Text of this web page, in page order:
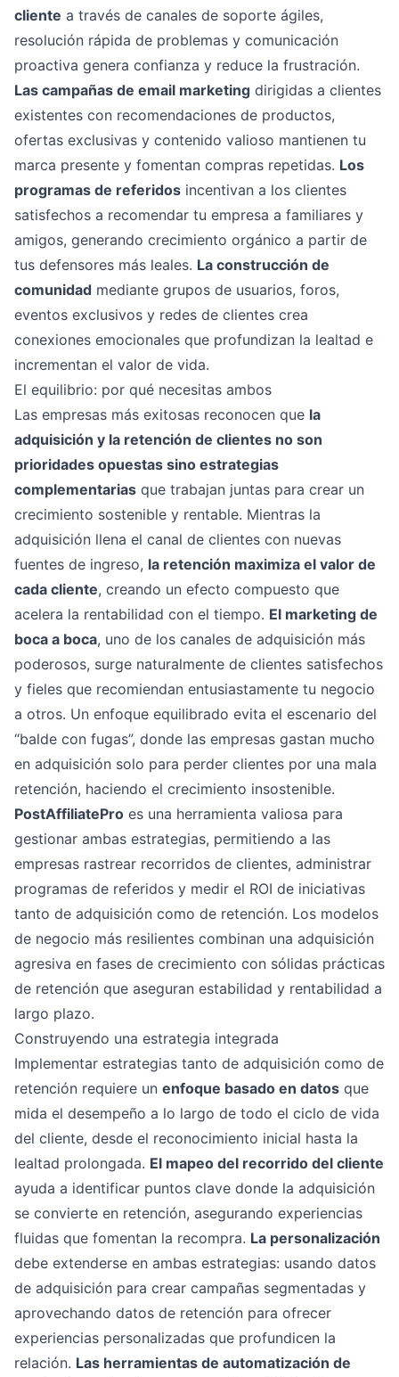
cliente a través de canales de soporte ágiles,
resolución rápida de problemas y comunicación
proactiva genera confianza y reduce la frustración.
Las campañas de email marketing dirigidas a clientes
existentes con recomendaciones de productos,
ofertas exclusivas y contenido valioso mantienen tu
marca presente y fomentan compras repetidas. Los
programas de referidos incentivan a los clientes
satisfechos a recomendar tu empresa a familiares y
amigos, generando crecimiento orgánico a partir de
tus defensores más leales. La construcción de
comunidad mediante grupos de usuarios, foros,
eventos exclusivos y redes de clientes crea
conexiones emocionales que profundizan la lealtad e
incrementan el valor de vida.
El equilibrio: por qué necesitas ambos
Las empresas más exitosas reconocen que la
adquisición y la retención de clientes no son
prioridades opuestas sino estrategias
complementarias que trabajan juntas para crear un
crecimiento sostenible y rentable. Mientras la
adquisición llena el canal de clientes con nuevas
fuentes de ingreso, la retención maximiza el valor de
cada cliente, creando un efecto compuesto que
acelera la rentabilidad con el tiempo. El marketing de
boca a boca, uno de los canales de adquisición más
poderosos, surge naturalmente de clientes satisfechos
y fieles que recomiendan entusiastamente tu negocio
a otros. Un enfoque equilibrado evita el escenario del
“balde con fugas”, donde las empresas gastan mucho
en adquisición solo para perder clientes por una mala
retención, haciendo el crecimiento insostenible.
PostAffiliatePro es una herramienta valiosa para
gestionar ambas estrategias, permitiendo a las
empresas rastrear recorridos de clientes, administrar
programas de referidos y medir el ROI de iniciativas
tanto de adquisición como de retención. Los modelos
de negocio más resilientes combinan una adquisición
agresiva en fases de crecimiento con sólidas prácticas
de retención que aseguran estabilidad y rentabilidad a
largo plazo.
Construyendo una estrategia integrada
Implementar estrategias tanto de adquisición como de
retención requiere un enfoque basado en datos que
mida el desempeño a lo largo de todo el ciclo de vida
del cliente, desde el reconocimiento inicial hasta la
lealtad prolongada. El mapeo del recorrido del cliente
ayuda a identificar puntos clave donde la adquisición
se convierte en retención, asegurando experiencias
fluidas que fomentan la recompra. La personalización
debe extenderse en ambas estrategias: usando datos
de adquisición para crear campañas segmentadas y
aprovechando datos de retención para ofrecer
experiencias personalizadas que profundicen la
relación. Las herramientas de automatización de